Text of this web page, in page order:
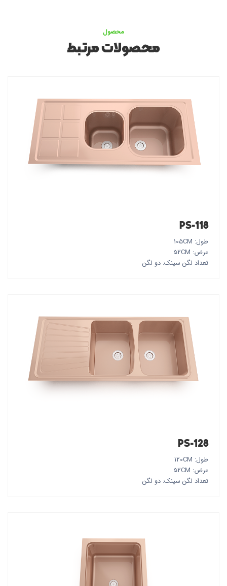
محصول
محصولات مرتبط
PS-118
طول: 105CM
عرض: 52CM
تعداد لگن سینک: دو لگن
PS-128
طول: 120CM
عرض: 52CM
تعداد لگن سینک: دو لگن